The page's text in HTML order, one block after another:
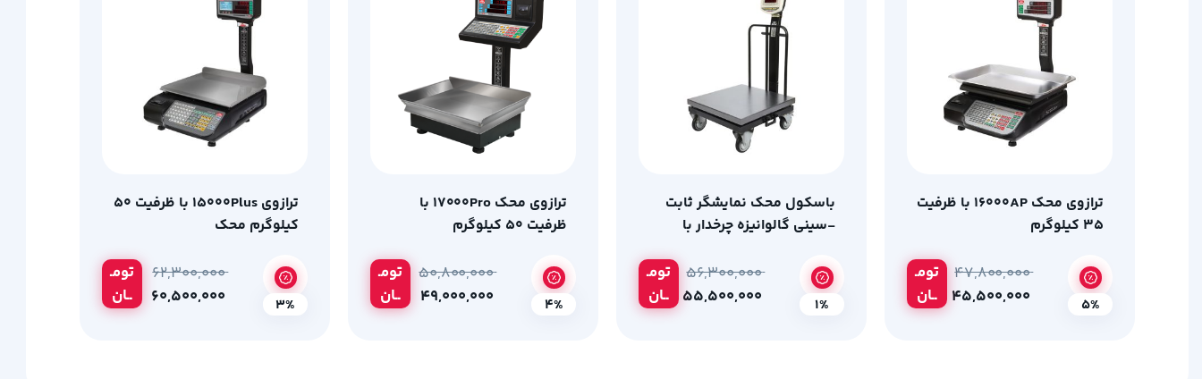
ترازوی محک 16000AP با ظرفیت
35 کیلوگرم
تومـ
ــان
۴۷,۸۰۰,۰۰۰
5%
باسکول محک نمایشگر ثابت
-سینی گالوانیزه چرخدار با
تومـ
ــان
۵۶,۳۰۰,۰۰۰
1%
ترازوی محک 17000Pro با
ظرفیت 50 کیلوگرم
تومـ
ــان
۵۰,۸۰۰,۰۰۰
4%
ترازوی 15000Plus با ظرفیت 50
کیلوگرم محک
تومـ
ــان
۶۲,۳۰۰,۰۰۰
3%